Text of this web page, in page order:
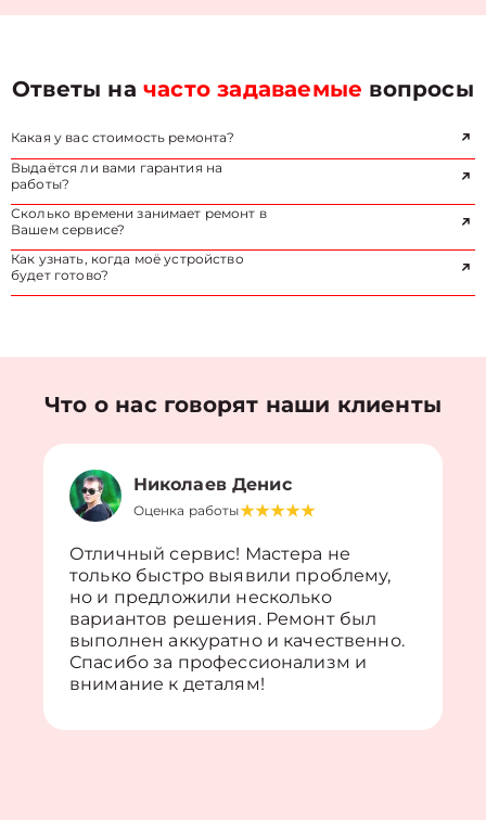
Ответы начасто задаваемые вопросы
Какая у вас стоимость ремонта?
Выдаётся ли вами гарантия на
работы?
Сколько времени занимает ремонт в
Вашем сервисе?
Как узнать, когда моё устройство
будет готово?
Что о нас говорят наши клиенты
Николаев Денис
Оценка работы
Отличный сервис! Мастера не
только быстро выявили проблему,
но и предложили несколько
вариантов решения. Ремонт был
выполнен аккуратно и качественно.
Спасибо за профессионализм и
внимание к деталям!